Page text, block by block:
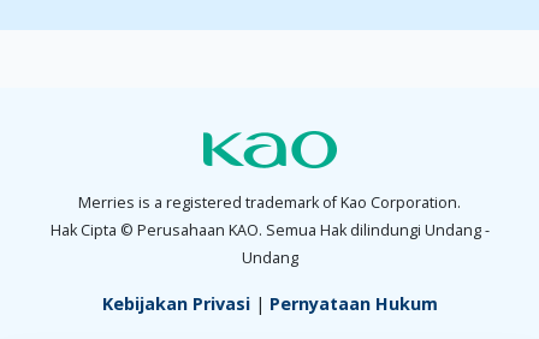
Merries is a registered trademark of Kao Corporation.
Hak Cipta © Perusahaan KAO. Semua Hak dilindungi Undang -
Undang
Kebijakan Privasi| Pernyataan Hukum